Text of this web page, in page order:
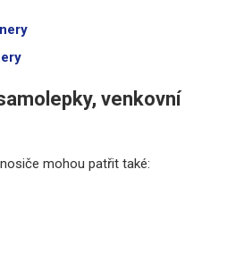
venkovní
mohou patřit také: